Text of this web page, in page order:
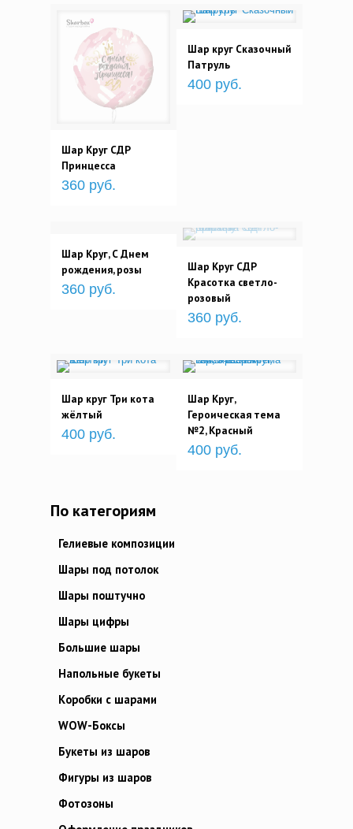
Шар Круг СДР
Принцесса
360 руб.
Шар круг Сказочный
Патруль
400 руб.
Шар Круг, С Днем
рождения, розы
360 руб.
Шар Круг СДР
Красотка светло-
розовый
360 руб.
Шар круг Три кота
жёлтый
400 руб.
Шар Круг,
Героическая тема
№2, Красный
400 руб.
По категориям
Гелиевые композиции
Шары под потолок
Шары поштучно
Шары цифры
Большие шары
Напольные букеты
Коробки с шарами
WOW-Боксы
Букеты из шаров
Фигуры из шаров
Фотозоны